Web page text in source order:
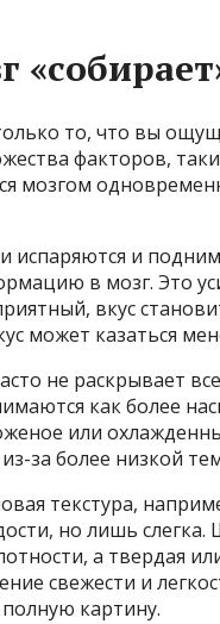
то, что вы
факторов,
мозгом
и
в мозг. Это
вкус
может казаться
не раскрывает
как более
или
за более низкой
текстура,
но лишь слегка.
а твердая
свежести и
картину.